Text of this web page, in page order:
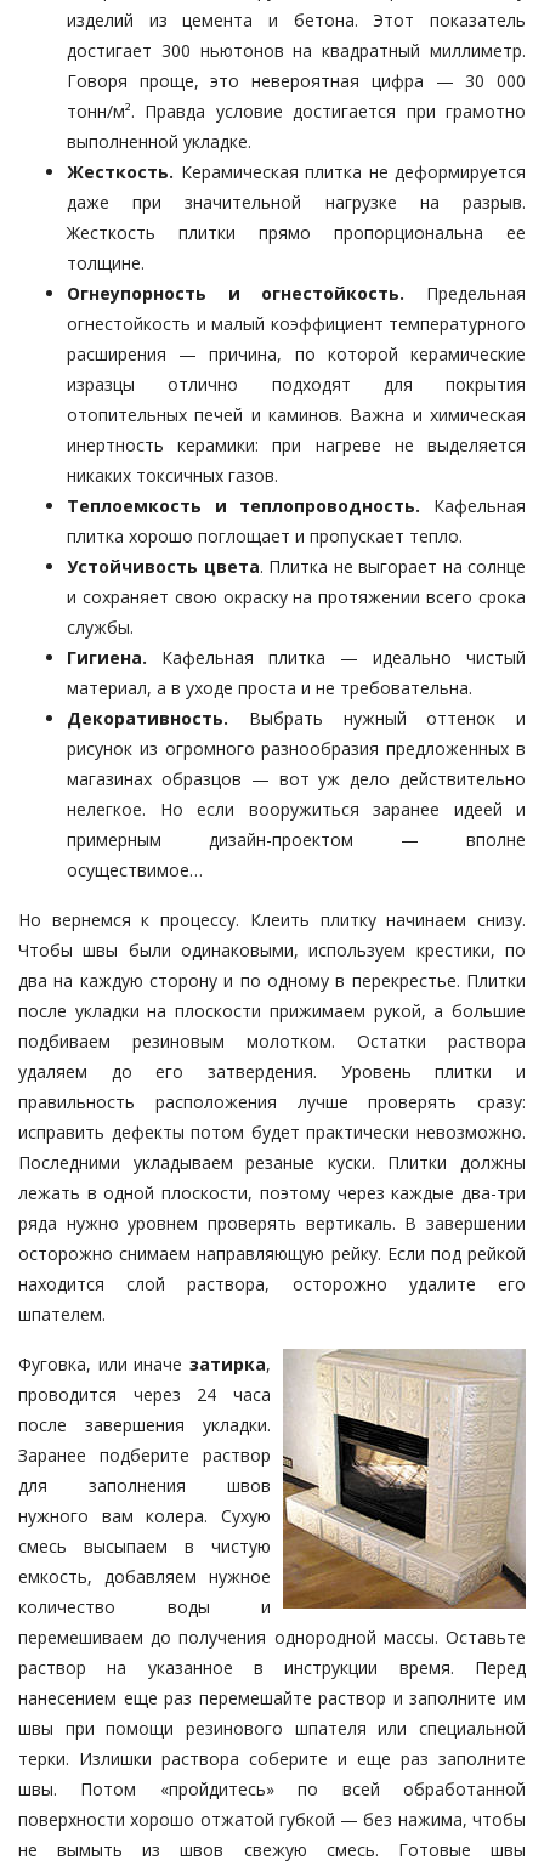
изделий из цемента и бетона. Этот показатель
достигает 300 ньютонов на квадратный миллиметр.
Говоря проще, это невероятная цифра — 30 000
тонн/м². Правда условие достигается при грамотно
выполненной укладке.
Жесткость. Керамическая плитка не деформируется
даже при значительной нагрузке на разрыв.
Жесткость плитки прямо пропорциональна ее
толщине.
Огнеупорность и огнестойкость. Предельная
огнестойкость и малый коэффициент температурного
расширения — причина, по которой керамические
изразцы отлично подходят для покрытия
отопительных печей и каминов. Важна и химическая
инертность керамики: при нагреве не выделяется
никаких токсичных газов.
Теплоемкость и теплопроводность. Кафельная
плитка хорошо поглощает и пропускает тепло.
Устойчивость цвета. Плитка не выгорает на солнце
и сохраняет свою окраску на протяжении всего срока
службы.
Гигиена. Кафельная плитка — идеально чистый
материал, а в уходе проста и не требовательна.
Декоративность. Выбрать нужный оттенок и
рисунок из огромного разнообразия предложенных в
магазинах образцов — вот уж дело действительно
нелегкое. Но если вооружиться заранее идеей и
примерным дизайн-проектом — вполне
осуществимое…
Но вернемся к процессу. Клеить плитку начинаем снизу.
Чтобы швы были одинаковыми, используем крестики, по
два на каждую сторону и по одному в перекрестье. Плитки
после укладки на плоскости прижимаем рукой, а большие
подбиваем резиновым молотком. Остатки раствора
удаляем до его затвердения. Уровень плитки и
правильность расположения лучше проверять сразу:
исправить дефекты потом будет практически невозможно.
Последними укладываем резаные куски. Плитки должны
лежать в одной плоскости, поэтому через каждые два-три
ряда нужно уровнем проверять вертикаль. В завершении
осторожно снимаем направляющую рейку. Если под рейкой
находится слой раствора, осторожно удалите его
шпателем.
Фуговка, или иначе затирка,
проводится через 24 часа
после завершения укладки.
Заранее подберите раствор
для заполнения швов
нужного вам колера. Сухую
смесь высыпаем в чистую
емкость, добавляем нужное
количество воды и
перемешиваем до получения однородной массы. Оставьте
раствор на указанное в инструкции время. Перед
нанесением еще раз перемешайте раствор и заполните им
швы при помощи резинового шпателя или специальной
терки. Излишки раствора соберите и еще раз заполните
швы. Потом «пройдитесь» по всей обработанной
поверхности хорошо отжатой губкой — без нажима, чтобы
не вымыть из швов свежую смесь. Готовые швы